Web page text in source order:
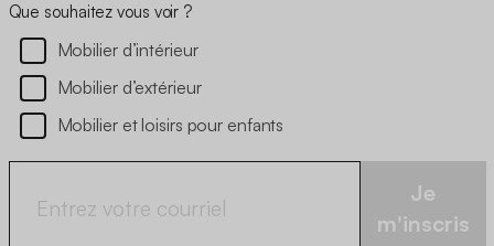
Que souhaitez vous voir ?
Mobilier d’intérieur
Mobilier d’extérieur
Mobilier et loisirs pour enfants
Je
m'inscris